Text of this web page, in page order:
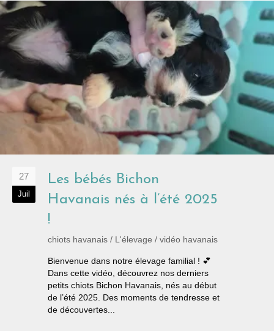
27
Juil
Les bébés Bichon
Havanais nés à l’été 2025
!
chiots havanais / L'élevage / vidéo havanais
Bienvenue dans notre élevage familial ! 💕
Dans cette vidéo, découvrez nos derniers
petits chiots Bichon Havanais, nés au début
de l’été 2025. Des moments de tendresse et
de découvertes...